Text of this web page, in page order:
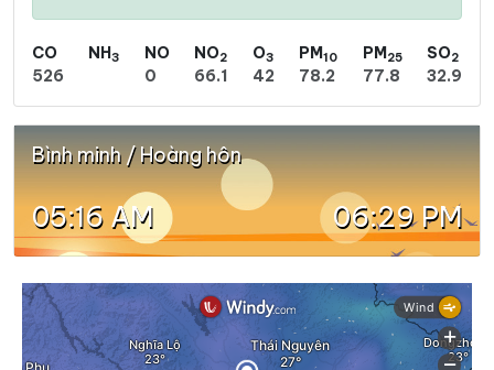
CO
526
NH3
NO
0
NO2
66.1
O3
42
PM10
78.2
PM25
77.8
SO2
32.9
Bình minh / Hoàng hôn
05:16 AM 06:29 PM